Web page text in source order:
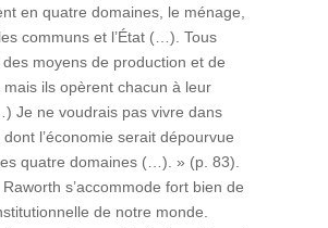
en quatre domaines, le ménage,
communs et l’État (…). Tous
moyens de production et de
ils opèrent chacun à leur
Je ne voudrais pas vivre dans
l’économie serait dépourvue
quatre domaines (…). » (p. 83).
s’accommode fort bien de
de notre monde.